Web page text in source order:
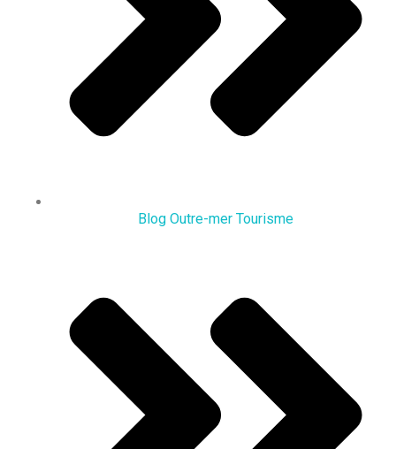
Blog Outre-mer Tourisme